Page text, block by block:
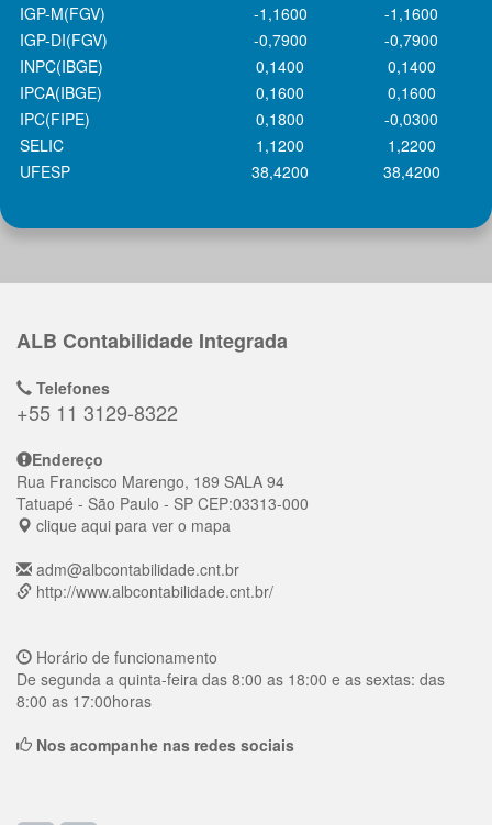
IGP-M(FGV)
-1,1600
-1,1600
IGP-DI(FGV)
-0,7900
-0,7900
INPC(IBGE)
0,1400
0,1400
IPCA(IBGE)
0,1600
0,1600
IPC(FIPE)
0,1800
-0,0300
SELIC
1,1200
1,2200
UFESP
38,4200 38,4200
ALB Contabilidade Integrada
Telefones
+55 11 3129-8322
Endereço
Rua Francisco Marengo, 189 SALA 94
Tatuapé - São Paulo - SP CEP:03313-000
clique aqui para ver o mapa
adm@albcontabilidade.cnt.br
http://www.albcontabilidade.cnt.br/
Horário de funcionamento
De segunda a quinta-feira das 8:00 as 18:00 e as sextas: das
8:00 as 17:00horas
Nos acompanhe nas redes sociais